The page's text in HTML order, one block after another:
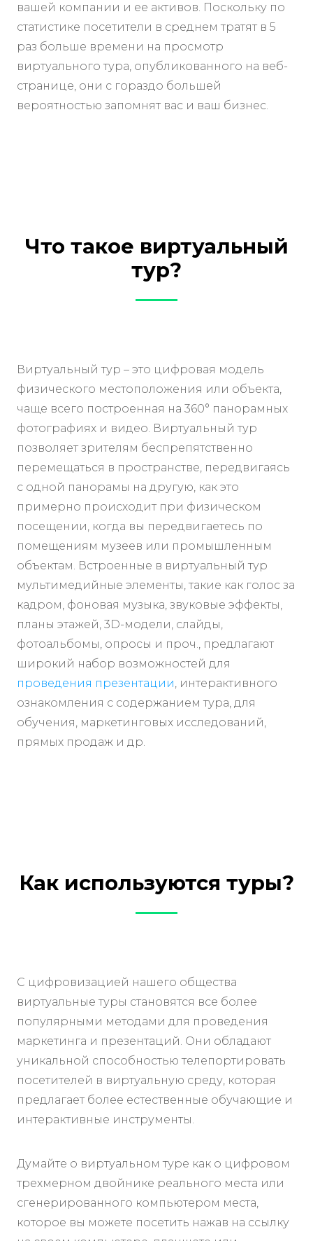
вашей компании и ее активов. Поскольку по
статистике посетители в среднем тратят в 5
раз больше времени на просмотр
виртуального тура, опубликованного на веб-
странице, они с гораздо большей
вероятностью запомнят вас и ваш бизнес.
Что такое виртуальный
тур?
Виртуальный тур – это цифровая модель
физического местоположения или объекта,
чаще всего построенная на 360° панорамных
фотографиях и видео. Виртуальный тур
позволяет зрителям беспрепятственно
перемещаться в пространстве, передвигаясь
с одной панорамы на другую, как это
примерно происходит при физическом
посещении, когда вы передвигаетесь по
помещениям музеев или промышленным
объектам. Встроенные в виртуальный тур
мультимедийные элементы, такие как голос за
кадром, фоновая музыка, звуковые эффекты,
планы этажей, 3D-модели, слайды,
фотоальбомы, опросы и проч., предлагают
широкий набор возможностей для
проведения презентации, интерактивного
ознакомления с содержанием тура, для
обучения, маркетинговых исследований,
прямых продаж и др.
Как используются туры?
С цифровизацией нашего общества
виртуальные туры становятся все более
популярными методами для проведения
маркетинга и презентаций. Они обладают
уникальной способностью телепортировать
посетителей в виртуальную среду, которая
предлагает более естественные обучающие и
интерактивные инструменты.
Думайте о виртуальном туре как о цифровом
трехмерном двойнике реального места или
сгенерированного компьютером места,
которое вы можете посетить нажав на ссылку